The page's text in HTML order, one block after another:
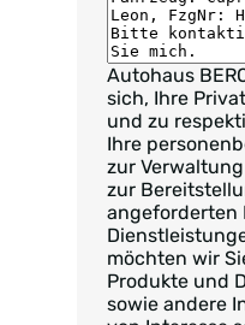
Autohaus
sich, Ihre
und zu
Ihre
zur
zur
angeforderten
möchten wir
Produkte und
sowie andere